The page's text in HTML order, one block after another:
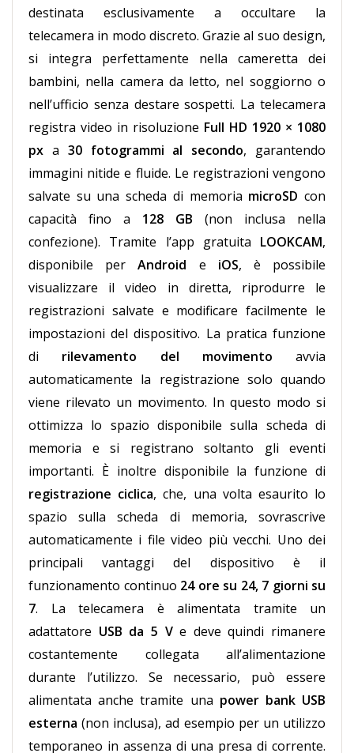
destinata esclusivamente a occultare la
telecamera in modo discreto. Grazie al suo design,
si integra perfettamente nella cameretta dei
bambini, nella camera da letto, nel soggiorno o
nell’ufficio senza destare sospetti. La telecamera
registra video in risoluzione Full HD 1920 × 1080
px a 30 fotogrammi al secondo, garantendo
immagini nitide e fluide. Le registrazioni vengono
salvate su una scheda di memoria microSD con
capacità fino a 128 GB (non inclusa nella
confezione). Tramite l’app gratuita LOOKCAM,
disponibile perAndroid e iOS, è possibile
visualizzare il video in diretta, riprodurre le
registrazioni salvate e modificare facilmente le
impostazioni del dispositivo. La pratica funzione
di rilevamento del movimento avvia
automaticamente la registrazione solo quando
viene rilevato un movimento. In questo modo si
ottimizza lo spazio disponibile sulla scheda di
memoria e si registrano soltanto gli eventi
importanti. È inoltre disponibile la funzione di
registrazione ciclica, che, una volta esaurito lo
spazio sulla scheda di memoria, sovrascrive
automaticamente i file video più vecchi. Uno dei
principali vantaggi del dispositivo è il
funzionamento continuo 24 ore su 24, 7 giorni su
7. La telecamera è alimentata tramite un
adattatore USB da 5 Ve deve quindi rimanere
costantemente collegata all’alimentazione
durante l’utilizzo. Se necessario, può essere
alimentata anche tramite una power bank USB
esterna (non inclusa), ad esempio per un utilizzo
temporaneo in assenza di una presa di corrente.